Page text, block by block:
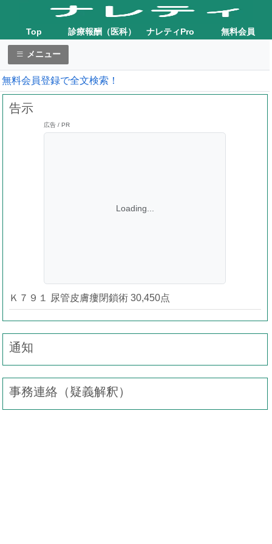
Top 診療報酬（医科） ナレティPro 無料会員
メニュー
無料会員登録で全文検索！
告示
広告 / PR
Loading...
Ｋ７９１ 尿管皮膚瘻閉鎖術 30,450点
通知
事務連絡（疑義解釈）